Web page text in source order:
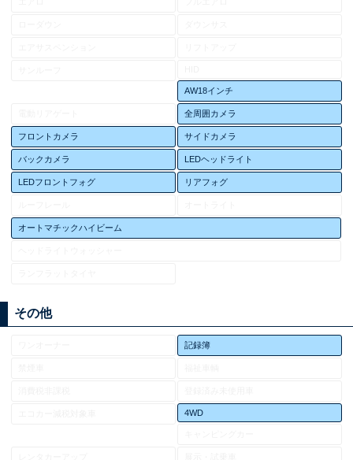
AW18インチ
全周囲カメラ
フロントカメラ サイドカメラ
バックカメラ LEDヘッドライト
LEDフロントフォグ リアフォグ
オートマチックハイビーム
その他
記録簿
4WD